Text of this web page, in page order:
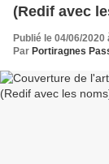
(Redif avec
Publié le 04/06/2020
Par Portiragnes